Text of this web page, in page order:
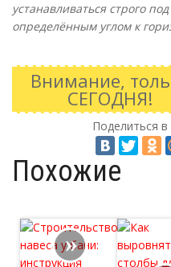
устанавливаться строго под
определённым углом к
Внимание,
СЕГОДНЯ!
Поделиться в
Похожие